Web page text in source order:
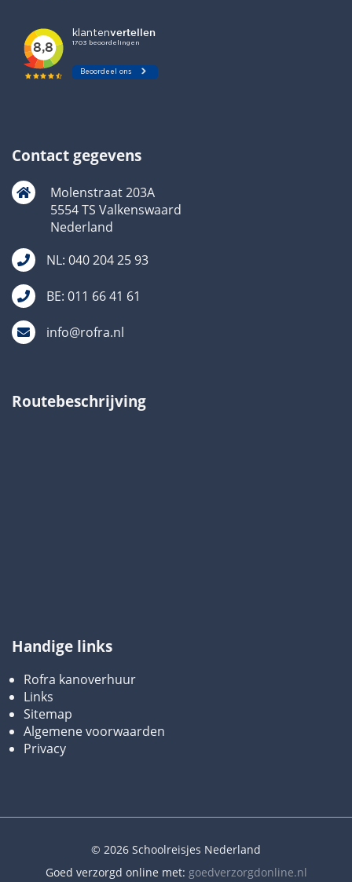
Contact gegevens
Molenstraat 203A
5554 TS Valkenswaard
Nederland
NL: 040 204 25 93
BE: 011 66 41 61
info@rofra.nl
Routebeschrijving
Handige links
Rofra kanoverhuur
Links
Sitemap
Algemene voorwaarden
Privacy
© 2026 Schoolreisjes Nederland
Goed verzorgd online met: goedverzorgdonline.nl